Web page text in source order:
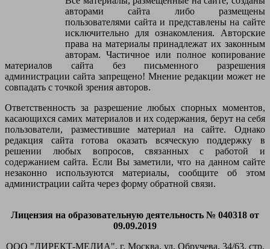
авторами сайта либо размещены
пользователями сайта и представлены на сайте
исключительно для ознакомления. Авторские
права на материалы принадлежат их законным
авторам. Частичное или полное копирование
материалов сайта без письменного разрешения
администрации сайта запрещено! Мнение редакции может не
совпадать с точкой зрения авторов.
Ответственность за разрешение любых спорных моментов,
касающихся самих материалов и их содержания, берут на себя
пользователи, разместившие материал на сайте. Однако
редакция сайта готова оказать всяческую поддержку в
решении любых вопросов, связанных с работой и
содержанием сайта. Если Вы заметили, что на данном сайте
незаконно используются материалы, сообщите об этом
администрации сайта через форму обратной связи.
Лицензия на образовательную деятельность № 040318 от
09.09.2019
ООО "ДИРЕКТ-МЕДИА", г. Москва, ул. Обручева, 34/63, стр.